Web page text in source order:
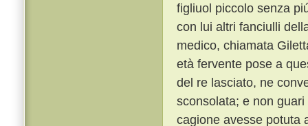
figliuol piccolo senza
con lui altri fanciulli
medico, chiamata
età fervente pose a
del re lasciato, ne
sconsolata; e non
cagione avesse potuta